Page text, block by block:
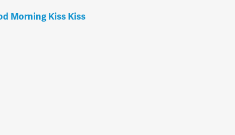
Morning Kiss Kiss